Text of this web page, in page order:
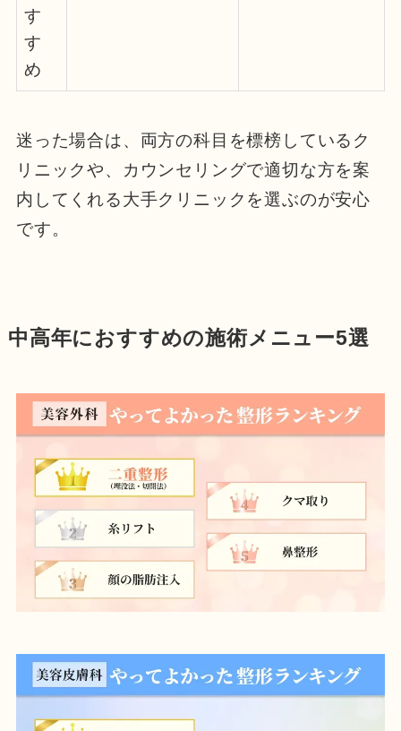
す
す
め
迷った場合は、両方の科目を標榜しているク
リニックや、カウンセリングで適切な方を案
内してくれる大手クリニックを選ぶのが安心
です。
中高年におすすめの施術メニュー5選